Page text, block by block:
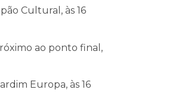
Cultural, às 16
ao ponto final,
Europa, às 16